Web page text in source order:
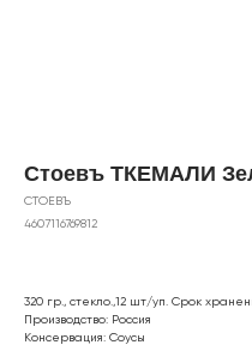
Стоевъ ТКЕМАЛИ
СТОЕВЪ
4607116769812
320 гр., стекло.,12 шт/уп. Срок
Производство: Россия
Консервация: Соусы